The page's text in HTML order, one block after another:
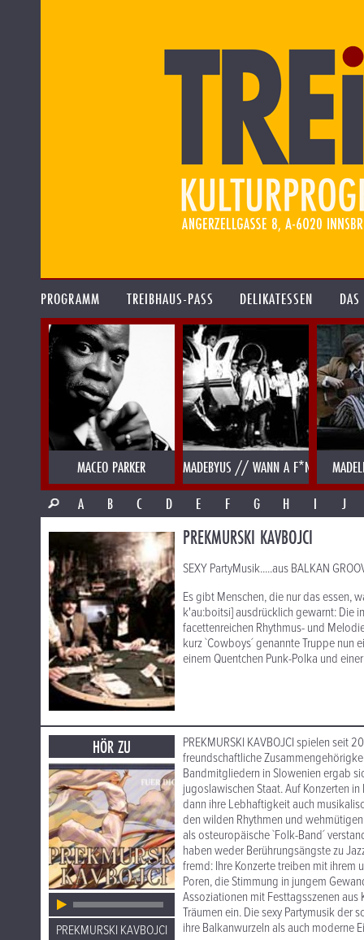
PROGRAMM TREIBHAUS-PASS DELIKATESSEN
MACEO PARKER MADEBYUS // WANN A F*NK
A
B C D E F G H I J
PREKMURSKI KAVBOJCI
SEXY PartyMusik.....aus BALKAN
Es gibt Menschen, die nur das essen,
k'au:boitsi] ausdrücklich gewarnt: Die
facettenreichen Rhythmus- und
kurz `Cowboys´ genannte Truppe nun
einem Quentchen Punk-Polka und
HÖR ZU
PREKMURSKI KAVBOJCI
PREKMURSKI KAVBOJCI spielen seit
freundschaftliche
Bandmitgliedern in Slowenien ergab
jugoslawischen Staat. Auf Konzerten
dann ihre Lebhaftigkeit auch
den wilden Rhythmen und
als osteuropäische `Folk-Band´
haben weder Berührungsängste zu
fremd: Ihre Konzerte treiben mit ihrem
Poren, die Stimmung in jungem
Assoziationen mit Festtagsszenen
Träumen ein. Die sexy Partymusik der
ihre Balkanwurzeln als auch moderne